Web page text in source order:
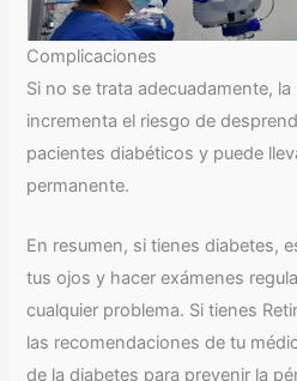
Complicaciones
Si no se trata adecuadamente,
incrementa el riesgo de
pacientes diabéticos y puede
permanente.
En resumen, si tienes diabetes,
tus ojos y hacer exámenes
cualquier problema. Si tienes
las recomendaciones de tu
de la diabetes para prevenir la